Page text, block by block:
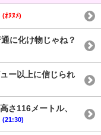
(ｵﾇﾇﾒ)
に化け物じゃね？
ー以上に信じられ
さ116メートル、
(21:30)